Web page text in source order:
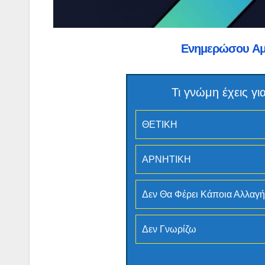
Ενημερώσου
Τι γνώμη έχεις
ΘΕΤΙΚΗ
ΑΡΝΗΤΙΚΗ
Δεν Θα Φέρει Κάποια Αλλαγή
Δεν Γνωρίζω